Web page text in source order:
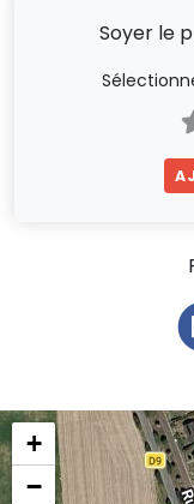
Soyer le
+
−